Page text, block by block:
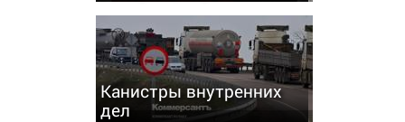
Канистры внутренних
дел